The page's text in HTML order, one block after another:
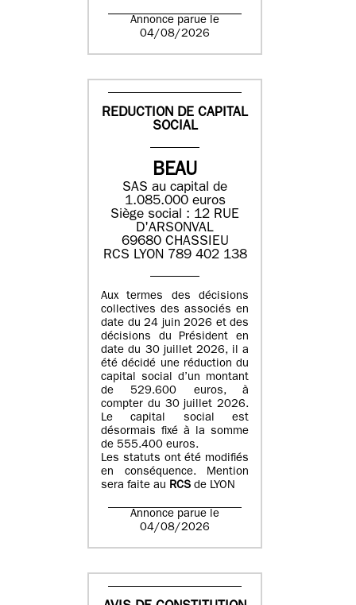
Annonce parue le
04/08/2026
REDUCTION DE CAPITAL
SOCIAL
BEAU
SAS au capital de
1.085.000 euros
Siège social : 12 RUE
D'ARSONVAL
69680 CHASSIEU
RCS LYON 789 402 138
Aux termes des décisions
collectives des associés en
date du 24 juin 2026 et des
décisions du Président en
date du 30 juillet 2026, il a
été décidé une réduction du
capital social d’un montant
de 529.600 euros, à
compter du 30 juillet 2026.
Le capital social est
désormais fixé à la somme
de 555.400 euros.
Les statuts ont été modifiés
en conséquence. Mention
sera faite au RCS de LYON
Annonce parue le
04/08/2026